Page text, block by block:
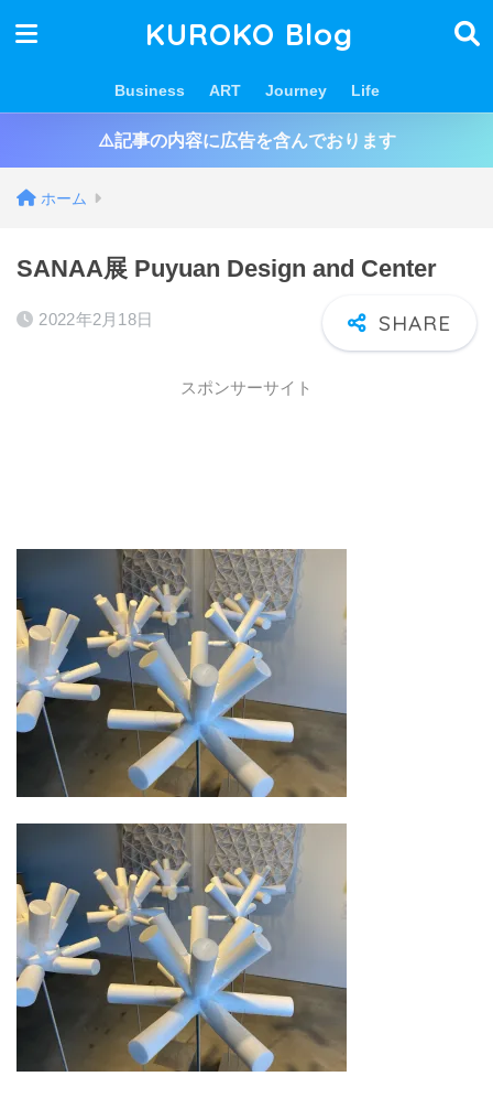
KUROKO Blog
Business ART Journey Life
⚠️記事の内容に広告を含んでおります
ホーム
SANAA展 Puyuan Design and Center
2022年2月18日
スポンサーサイト